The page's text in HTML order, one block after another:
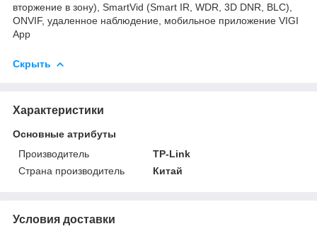
вторжение в зону), SmartVid (Smart IR, WDR, 3D DNR, BLC),
ONVIF, удаленное наблюдение, мобильное приложение VIGI
App
Скрыть
Характеристики
Основные атрибуты
Производитель
TP-Link
Страна производитель
Китай
Условия доставки